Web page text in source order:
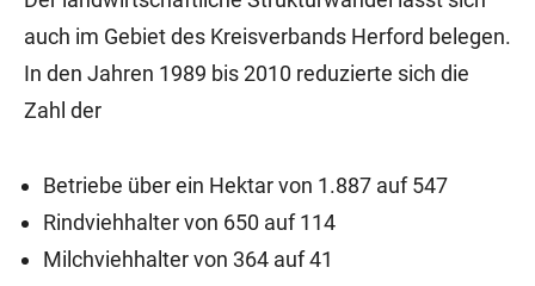
auch im Gebiet des Kreisverbands Herford belegen.
In den Jahren 1989 bis 2010 reduzierte sich die
Zahl der
Betriebe über ein Hektar von 1.887 auf 547
Rindviehhalter von 650 auf 114
Milchviehhalter von 364 auf 41